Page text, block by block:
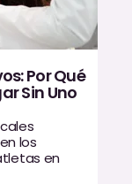
Por Qué
Sin Uno
los
en